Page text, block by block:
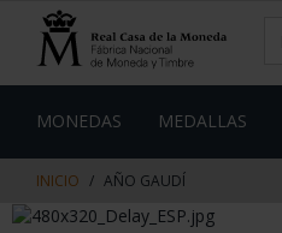
contenido
de
MONEDAS MEDALLAS
INICIO AÑO GAUDÍ